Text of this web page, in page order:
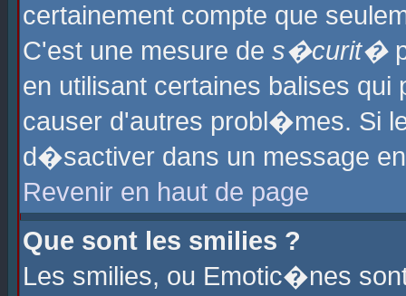
certainement compte que
C'est une mesure de s�curit�
en utilisant certaines balises
causer d'autres probl�mes. Si
d�sactiver dans un message
Revenir en haut de page
Que sont les smilies ?
Les smilies, ou Emotic�nes